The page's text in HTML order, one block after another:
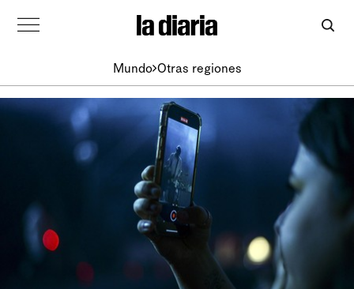
Mundo Otras regiones